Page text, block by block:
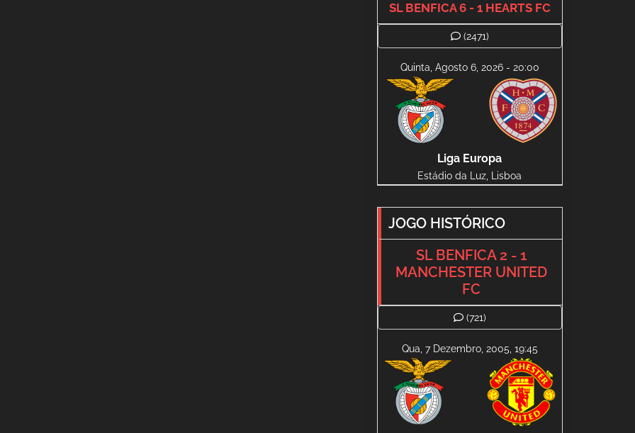
SL BENFICA 6 - 1 HEARTS FC
(2471)
Quinta, Agosto 6, 2026 - 20:00
Liga Europa
Estádio da Luz, Lisboa
JOGO HISTÓRICO
SL BENFICA 2 - 1
MANCHESTER UNITED
FC
(721)
Qua, 7 Dezembro, 2005, 19:45